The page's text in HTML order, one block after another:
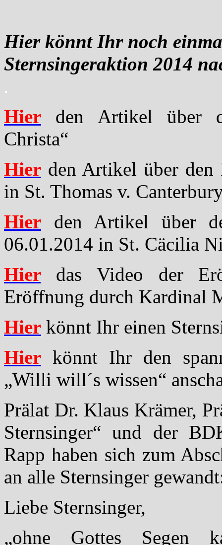
Hier könnt Ihr noch
Sternsingeraktion 2014
.
Hier den Artikel über
Christa“
Hier den Artikel über den
in St. Thomas v.
Hier den Artikel über
06.01.2014 in St. Cäcilia
Hier
das Video der
Eröffnung durch Kardinal
Hier könnt Ihr einen
Hier könnt Ihr den
„Willi will´s wissen“
Prälat Dr. Klaus Krämer,
Sternsinger“ und der
Rapp haben sich zum
an alle Sternsinger
Liebe Sternsinger,
„ohne Gottes Segen